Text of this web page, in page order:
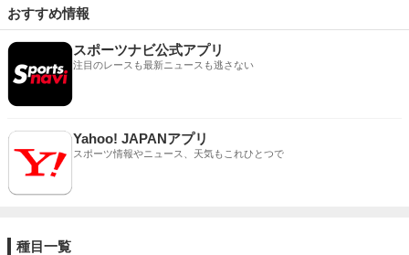
おすすめ情報
スポーツナビ公式アプリ
注目のレースも最新ニュースも逃さない
Yahoo! JAPANアプリ
スポーツ情報やニュース、天気もこれひとつで
種目一覧